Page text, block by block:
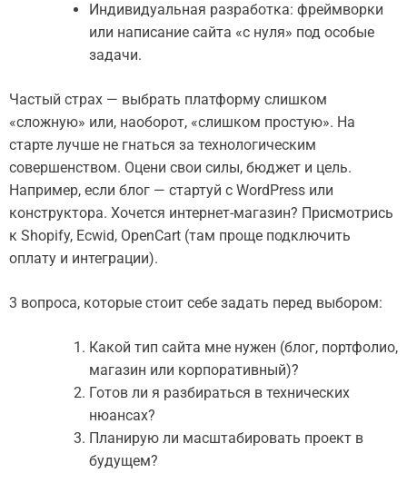
Индивидуальная разработка: фреймворки
или написание сайта «с нуля» под особые
задачи.
Частый страх — выбрать платформу слишком
«сложную» или, наоборот, «слишком простую». На
старте лучше не гнаться за технологическим
совершенством. Оцени свои силы, бюджет и цель.
Например, если блог — стартуй с WordPress или
конструктора. Хочется интернет-магазин? Присмотрись
к Shopify, Ecwid, OpenCart (там проще подключить
оплату и интеграции).
3 вопроса, которые стоит себе задать перед выбором:
Какой тип сайта мне нужен (блог, портфолио,
магазин или корпоративный)?
Готов ли я разбираться в технических
нюансах?
Планирую ли масштабировать проект в
будущем?